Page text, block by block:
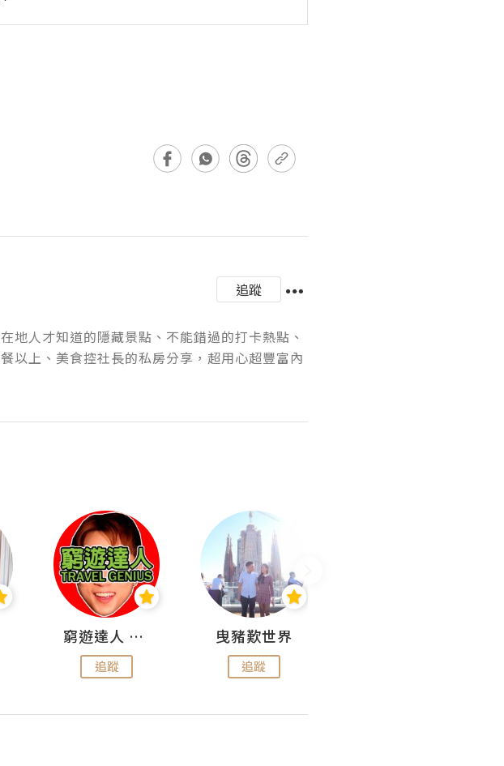
追蹤
地人才知道的隱藏景點、不能錯過的打卡熱點、
以上、美食控社長的私房分享，超用心超豐富內
窮遊達人 Mr.TravelGenius
追蹤
曳豬歎世界
追蹤